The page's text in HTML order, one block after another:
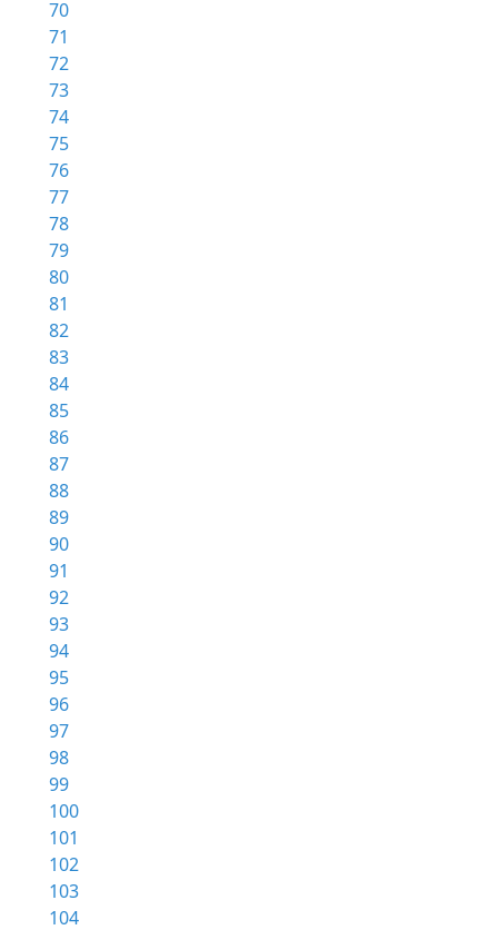
70
71
72
73
74
75
76
77
78
79
80
81
82
83
84
85
86
87
88
89
90
91
92
93
94
95
96
97
98
99
100
101
102
103
104